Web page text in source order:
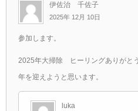
伊佐治 千佐子
2025年 12月 10日
参加します。
2025年大掃除 ヒーリングありがと
年を迎えようと思います。
luka